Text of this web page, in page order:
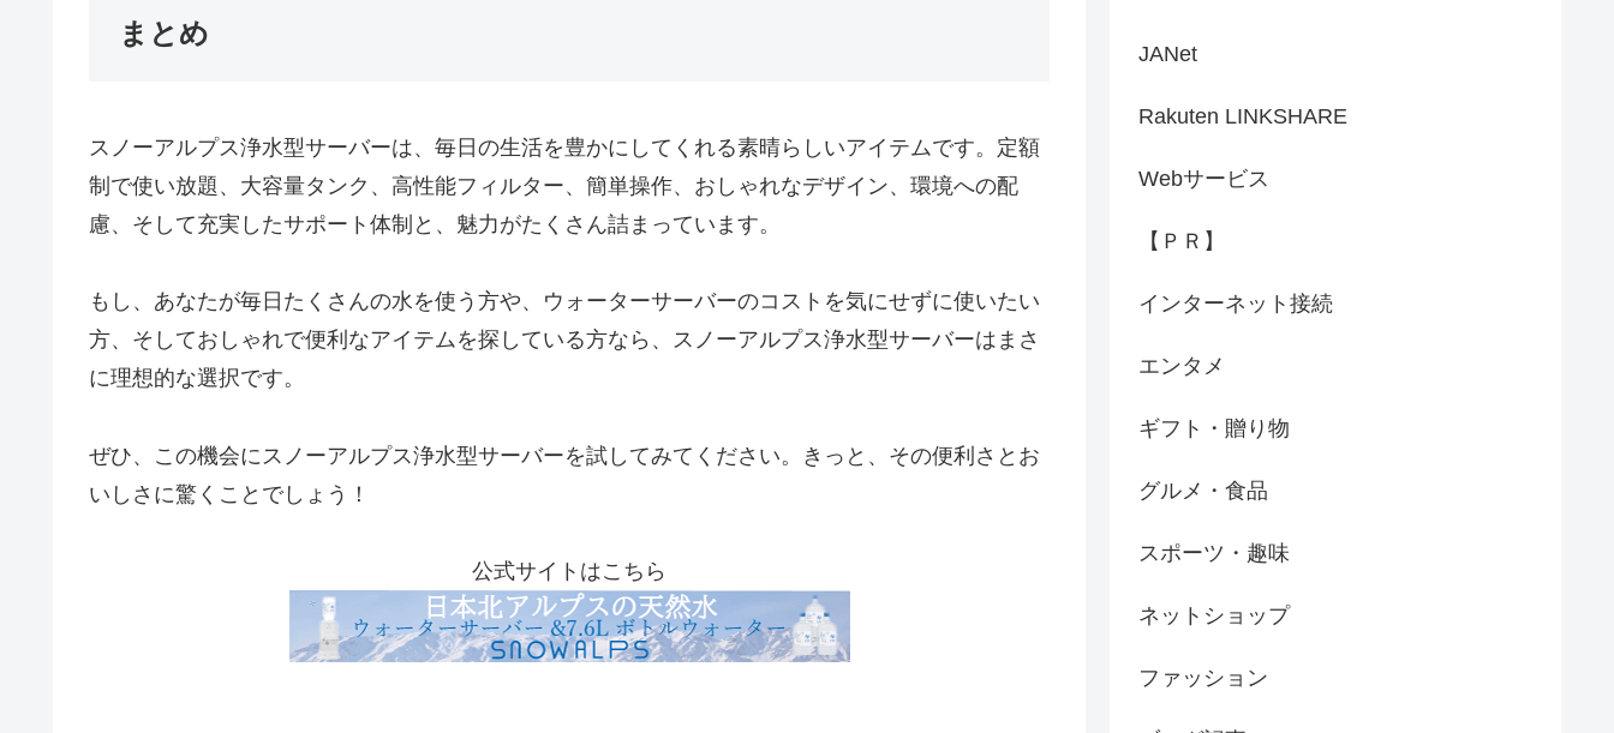
まとめ
スノーアルプス浄水型サーバーは、毎日の生活を豊かにしてくれる素晴らしいアイテムです。定額
制で使い放題、大容量タンク、高性能フィルター、簡単操作、おしゃれなデザイン、環境への配
慮、そして充実したサポート体制と、魅力がたくさん詰まっています。
もし、あなたが毎日たくさんの水を使う方や、ウォーターサーバーのコストを気にせずに使いたい
方、そしておしゃれで便利なアイテムを探している方なら、スノーアルプス浄水型サーバーはまさ
に理想的な選択です。
ぜひ、この機会にスノーアルプス浄水型サーバーを試してみてください。きっと、その便利さとお
いしさに驚くことでしょう！
公式サイトはこちら
JANet
Rakuten LINKSHARE
Webサービス
【ＰＲ】
インターネット接続
エンタメ
ギフト・贈り物
グルメ・食品
スポーツ・趣味
ネットショップ
ファッション